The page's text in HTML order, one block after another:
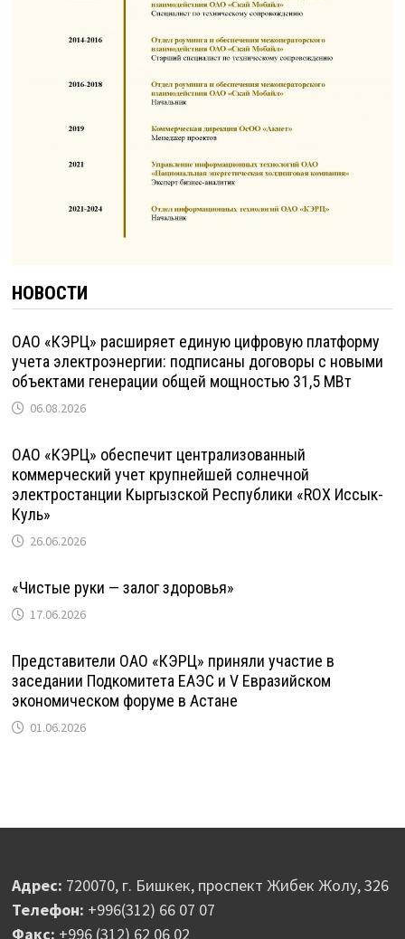
НОВОСТИ
ОАО «КЭРЦ» расширяет единую цифровую платформу
учета электроэнергии: подписаны договоры с новыми
объектами генерации общей мощностью 31,5 МВт
06.08.2026
ОАО «КЭРЦ» обеспечит централизованный
коммерческий учет крупнейшей солнечной
электростанции Кыргызской Республики «ROX Иссык-
Куль»
26.06.2026
«Чистые руки — залог здоровья»
17.06.2026
Представители ОАО «КЭРЦ» приняли участие в
заседании Подкомитета ЕАЭС и V Евразийском
экономическом форуме в Астане
01.06.2026
Адрес: 720070, г. Бишкек, проспект Жибек Жолу, 326
Телефон: +996(312) 66 07 07
Факс: +996 (312) 62 06 02